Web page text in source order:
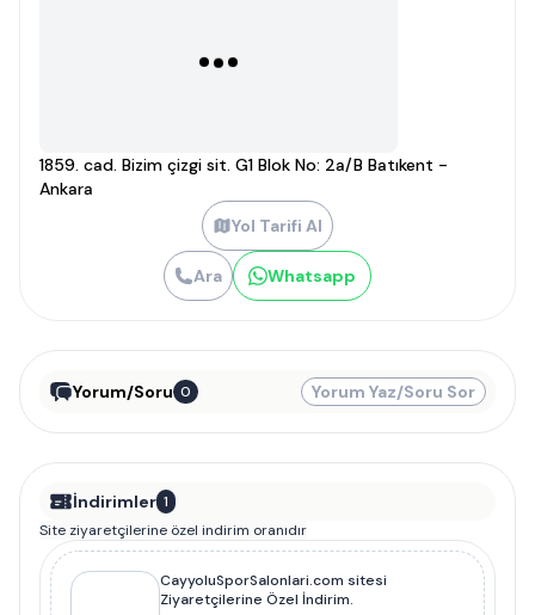
1859. cad. Bizim çizgi sit. G1 Blok No: 2a/B Batıkent -
Ankara
Yol Tarifi Al
Ara Whatsapp
Yorum/Soru 0 Yorum Yaz/Soru Sor
İndirimler 1
Site ziyaretçilerine özel indirim oranıdır
CayyoluSporSalonlari.com sitesi
Ziyaretçilerine Özel İndirim.